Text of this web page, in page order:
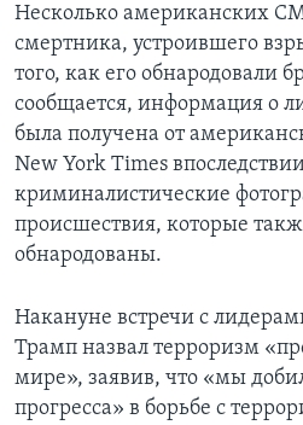
Несколько американских
смертника, устроившего
того, как его обнародовали
сообщается, информация о
была получена от
New York Times
криминалистические
происшествия, которые
обнародованы.
Накануне встречи с
Трамп назвал терроризм
мире», заявив, что «мы
прогресса» в борьбе с